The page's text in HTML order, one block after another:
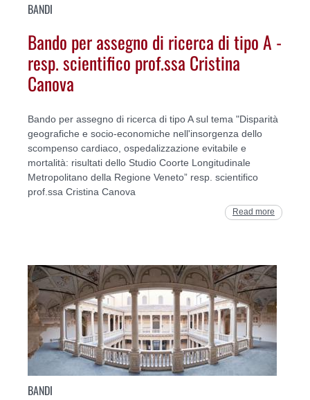
BANDI
Bando per assegno di ricerca di tipo A -
resp. scientifico prof.ssa Cristina
Canova
Bando per assegno di ricerca di tipo A sul tema "Disparità
geografiche e socio-economiche nell'insorgenza dello
scompenso cardiaco, ospedalizzazione evitabile e
mortalità: risultati dello Studio Coorte Longitudinale
Metropolitano della Regione Veneto” resp. scientifico
prof.ssa Cristina Canova
Read more
BANDI